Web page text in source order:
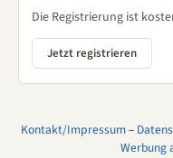
Die Registrierung ist
Jetzt registrieren
Kontakt/Impressum–
Werbung